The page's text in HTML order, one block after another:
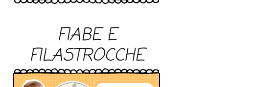
FIABE E
FILASTROCCHE